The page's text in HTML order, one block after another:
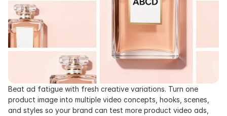
Beat ad fatigue with fresh creative variations. Turn one
product image into multiple video concepts, hooks, scenes,
and styles so your brand can test more product video ads,